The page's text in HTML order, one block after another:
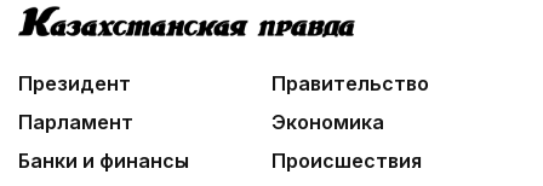
Президент
Правительство
Парламент
Экономика
Банки и финансы
Происшествия